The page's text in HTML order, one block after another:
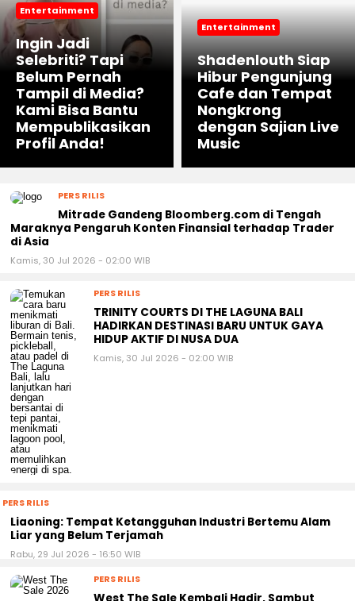
Entertainment
Ingin Jadi
Selebriti? Tapi
Belum Pernah
Tampil di Media?
Kami Bisa Bantu
Mempublikasikan
Profil Anda!
Entertainment
Shadenlouth Siap
Hibur Pengunjung
Cafe dan Tempat
Nongkrong
dengan Sajian Live
Music
PERS RILIS
Mitrade Gandeng Bloomberg.com di Tengah
Maraknya Pengaruh Konten Finansial terhadap Trader
di Asia
Kamis, 30 Jul 2026 - 02:00 WIB
PERS RILIS
TRINITY COURTS DI THE LAGUNA BALI
HADIRKAN DESTINASI BARU UNTUK GAYA
HIDUP AKTIF DI NUSA DUA
Kamis, 30 Jul 2026 - 02:00 WIB
PERS RILIS
Liaoning: Tempat Ketangguhan Industri Bertemu Alam
Liar yang Belum Terjamah
Rabu, 29 Jul 2026 - 16:50 WIB
PERS RILIS